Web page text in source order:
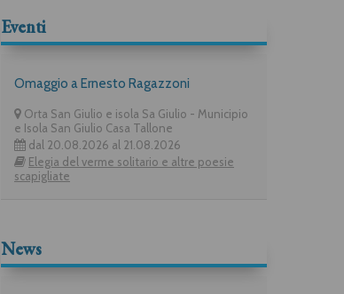
Eventi
Omaggio a Ernesto Ragazzoni
Orta San Giulio e isola Sa Giulio - Municipio
e Isola San Giulio Casa Tallone
dal 20.08.2026 al 21.08.2026
Elegia del verme solitario e altre poesie
scapigliate
News